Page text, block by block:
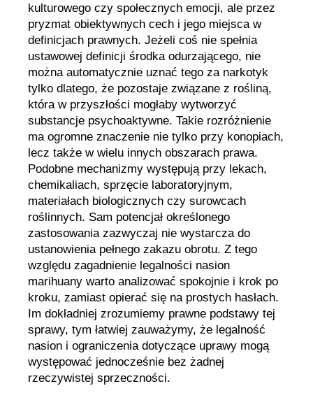
kulturowego czy społecznych emocji, ale przez
pryzmat obiektywnych cech i jego miejsca w
definicjach prawnych. Jeżeli coś nie spełnia
ustawowej definicji środka odurzającego, nie
można automatycznie uznać tego za narkotyk
tylko dlatego, że pozostaje związane z rośliną,
która w przyszłości mogłaby wytworzyć
substancje psychoaktywne. Takie rozróżnienie
ma ogromne znaczenie nie tylko przy konopiach,
lecz także w wielu innych obszarach prawa.
Podobne mechanizmy występują przy lekach,
chemikaliach, sprzęcie laboratoryjnym,
materiałach biologicznych czy surowcach
roślinnych. Sam potencjał określonego
zastosowania zazwyczaj nie wystarcza do
ustanowienia pełnego zakazu obrotu. Z tego
względu zagadnienie legalności nasion
marihuany warto analizować spokojnie i krok po
kroku, zamiast opierać się na prostych hasłach.
Im dokładniej zrozumiemy prawne podstawy tej
sprawy, tym łatwiej zauważymy, że legalność
nasion i ograniczenia dotyczące uprawy mogą
występować jednocześnie bez żadnej
rzeczywistej sprzeczności.